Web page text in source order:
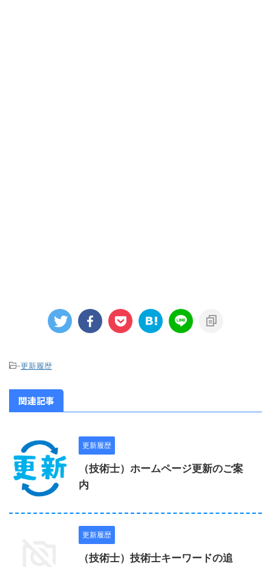
-更新履歴
関連記事
更新履歴
（技術士）ホームページ更新のご案
内
更新履歴
（技術士）技術士キーワードの追